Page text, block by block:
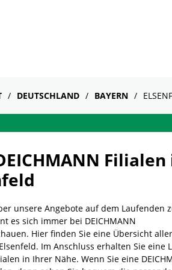
DEUTSCHLAND BAYERN
Filialen
unsere Angebote auf dem Laufenden
es sich immer bei DEICHMANN
Hier finden Sie eine Übersicht aller
Im Anschluss erhalten Sie eine
in Ihrer Nähe. Wenn Sie eine